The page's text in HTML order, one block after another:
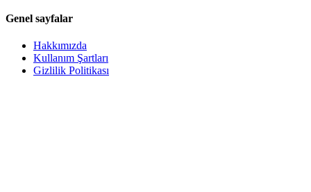
Genel sayfalar
Hakkımızda
Kullanım Şartları
Gizlilik Politikası